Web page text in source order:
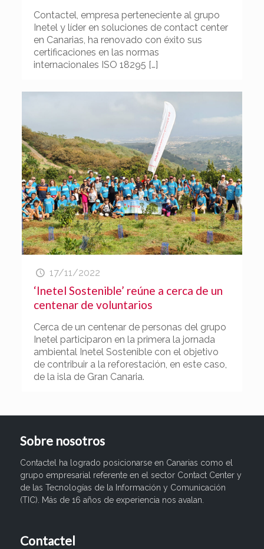
Contactel, empresa perteneciente al grupo
Inetel y líder en soluciones de contact center
en Canarias, ha renovado con éxito sus
certificaciones en las normas
internacionales ISO 18295 […]
17/11/2022
‘Inetel Sostenible’ reúne a cerca de un
centenar de voluntarios
Cerca de un centenar de personas del grupo
Inetel participaron en la primera la jornada
ambiental Inetel Sostenible con el objetivo
de contribuir a la reforestación, en este caso,
de la isla de Gran Canaria.
Sobre nosotros
Contactel ha logrado posicionarse en Canarias como el
grupo empresarial referente en el sector Contact Center y
de las Tecnologías de la Información y Comunicación
(TIC). Más de 16 años de experiencia nos avalan.
Contactel